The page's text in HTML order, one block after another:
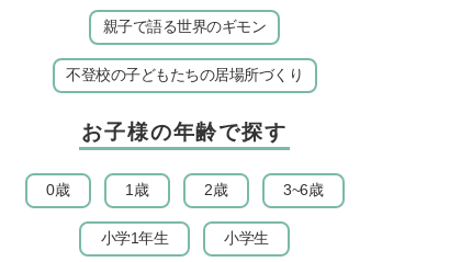
親子で語る世界のギモン
不登校の子どもたちの居場所づくり
お子様の年齢で探す
0歳 1歳 2歳 3~6歳
小学1年生 小学生